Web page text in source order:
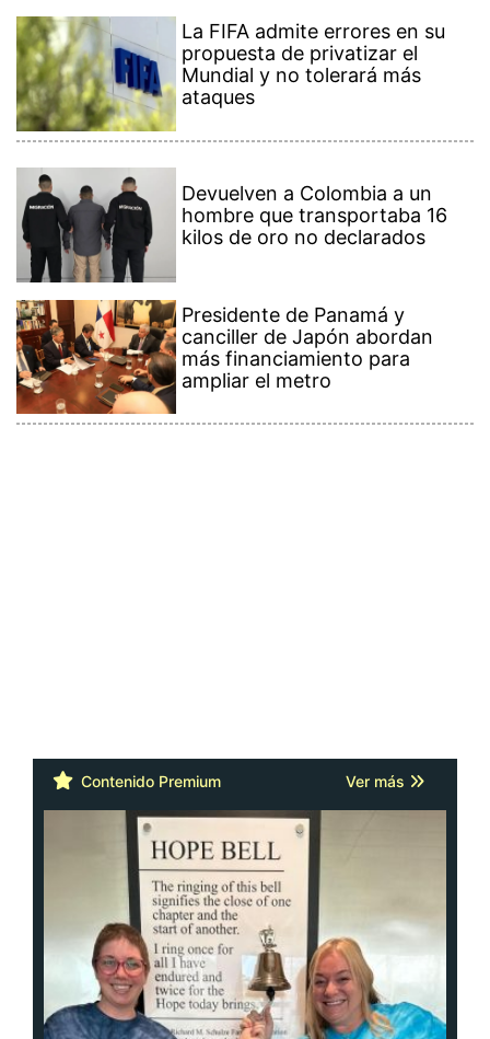
La FIFA admite errores en su
propuesta de privatizar el
Mundial y no tolerará más
ataques
Devuelven a Colombia a un
hombre que transportaba 16
kilos de oro no declarados
Presidente de Panamá y
canciller de Japón abordan
más financiamiento para
ampliar el metro
Contenido Premium Ver más